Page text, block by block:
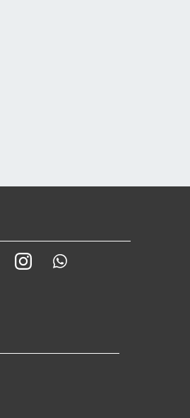
YoutubeInstagram